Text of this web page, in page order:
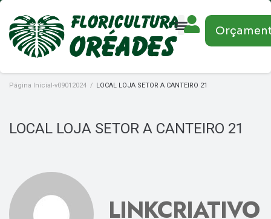
Página Inicial-v09012024 / LOCAL LOJA SETOR A CANTEIRO 21
LOCAL LOJA SETOR A CANTEIRO 21
LINKCRIATIVO